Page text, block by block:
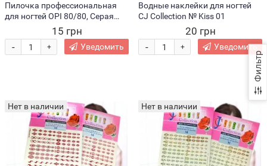
Фильтр
Пилочка профессиональная
для ногтей OPI 80/80, Серая
15 грн
+
- Уведомить
Водные наклейки для ногтей
CJ Collection № Kiss 01
20 грн
+
- Уведомить
Нет в наличии Нет в наличии